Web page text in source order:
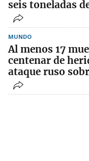
seis toneladas
MUNDO
Al menos 17
centenar de
ataque ruso